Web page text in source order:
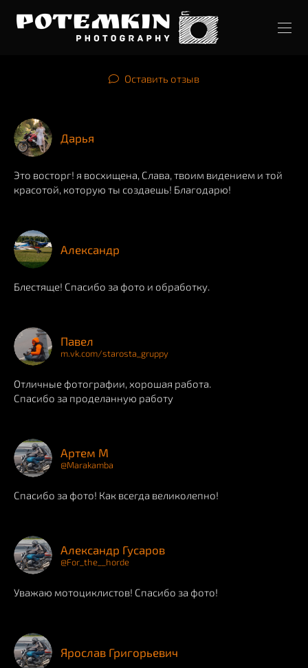
Оставить отзыв
Дарья
Это восторг! я восхищена, Слава, твоим видением и той
красотой, которую ты создаешь! Благодарю!
Александр
Блестяще! Спасибо за фото и обработку.
Павел
m.vk.com/starosta_gruppy
Отличные фотографии, хорошая работа.
Спасибо за проделанную работу
Артем М
@Marakamba
Спасибо за фото! Как всегда великолепно!
Александр Гусаров
@For_the__horde
Уважаю мотоциклистов! Спасибо за фото!
Ярослав Григорьевич